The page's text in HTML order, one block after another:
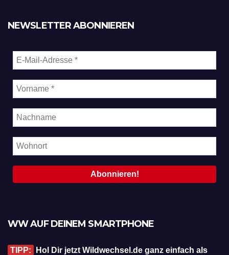
NEWSLETTER ABONNIEREN
WW AUF DEINEM SMARTPHONE
TIPP:
Hol Dir jetzt Wildwechsel.de ganz einfach als